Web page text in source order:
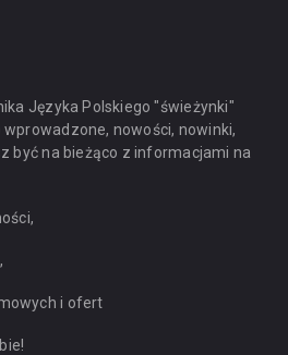
Języka Polskiego "świeżynki"
nowości, nowinki,
być na bieżąco z informacjami na
i ofert